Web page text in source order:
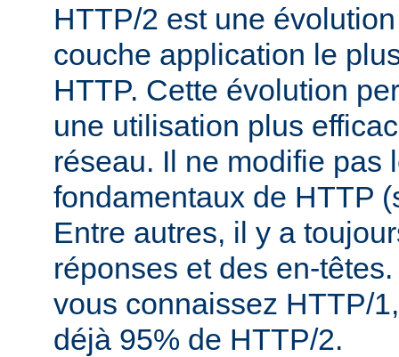
HTTP/2 est une
couche application le
HTTP. Cette évolution
une utilisation plus
réseau. Il ne modifie pas
fondamentaux de HTTP
Entre autres, il y a
réponses et des en-
vous connaissez HTTP/
déjà 95% de HTTP/2.